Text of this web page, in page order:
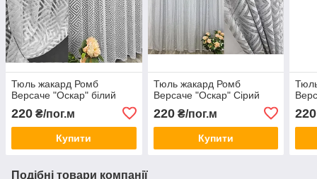
Тюль жакард Ромб
Версаче "Оскар" білий
220 ₴/пог.м
Купити
Тюль жакард Ромб
Версаче "Оскар" Сірий
220₴/пог.м
Купити
220
Подібні товари компанії